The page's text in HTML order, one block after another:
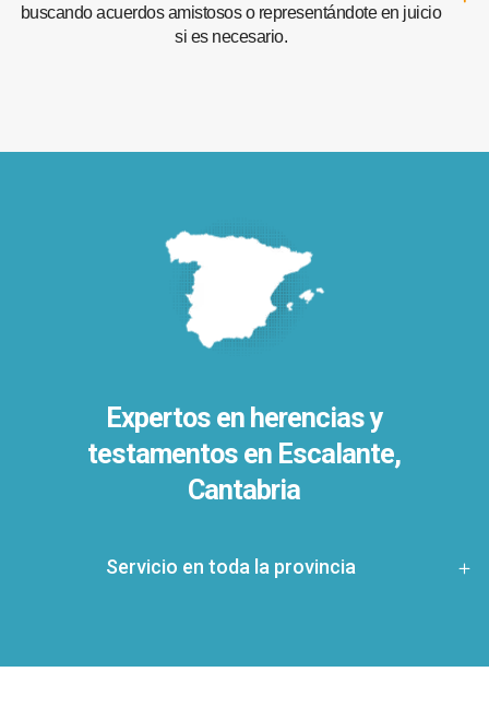
buscando acuerdos amistosos o representándote en juicio
si es necesario.
Expertos en herencias y
testamentos en Escalante,
Cantabria
Servicio en toda la provincia